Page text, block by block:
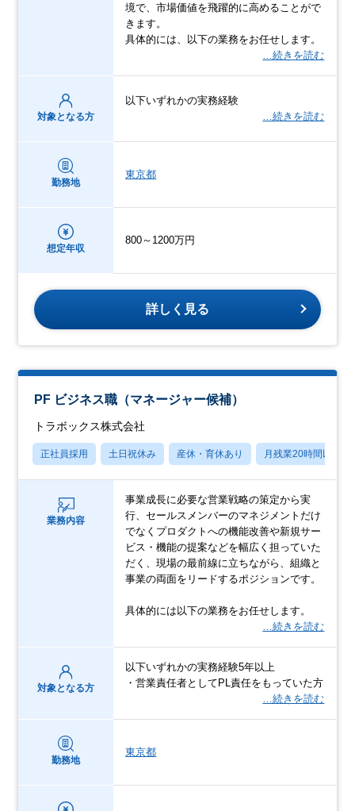
境で、市場価値を飛躍的に高めることがで
きます。
具体的には、以下の業務をお任せします。
…続きを読む
対象となる方
以下いずれかの実務経験
…続きを読む
勤務地
東京都
想定年収
800～1200万円
詳しく見る
PF ビジネス職（マネージャー候補）
トラボックス株式会社
正社員採用 土日祝休み 産休・育休あり 月残業20時間以内
業務内容
事業成長に必要な営業戦略の策定から実
行、セールスメンバーのマネジメントだけ
でなくプロダクトへの機能改善や新規サー
ビス・機能の提案などを幅広く担っていた
だく、現場の最前線に立ちながら、組織と
事業の両面をリードするポジションです。
具体的には以下の業務をお任せします。
…続きを読む
対象となる方
以下いずれかの実務経験5年以上
・営業責任者としてPL責任をもっていた方
…続きを読む
勤務地
東京都